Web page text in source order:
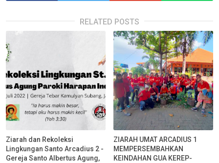
RELATED POSTS
Ziarah dan Rekoleksi
Lingkungan Santo Arcadius 2 -
Gereja Santo Albertus Agung,
ZIARAH UMAT ARCADIUS 1
MEMPERSEMBAHKAN
KEINDAHAN GUA KEREP-